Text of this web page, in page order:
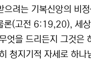
으려는 기복신앙의 비
론(고전 6:19,20), 세
엇을 드리든지 그것은
청지기적 자세로 하